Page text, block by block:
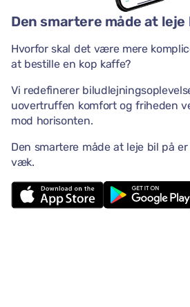
Den smartere måde at leje
Hvorfor skal det være mere
at bestille en kop kaffe?
Vi redefinerer
uovertruffen komfort og friheden
mod horisonten.
Den smartere måde at leje bil på
væk.